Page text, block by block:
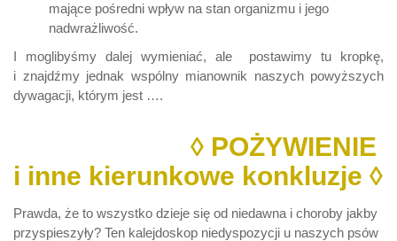
mające pośredni wpływ na stan organizmu i jego
nadwrażliwość.
I moglibyśmy dalej wymieniać, ale postawimy tu kropkę,
i znajdźmy jednak wspólny mianownik naszych powyższych
dywagacji, którym jest ….
◊ POŻYWIENIE
i inne kierunkowe konkluzje ◊
Prawda, że to wszystko dzieje się od niedawna i choroby jakby
przyspieszyły? Ten kalejdoskop niedyspozycji u naszych psów